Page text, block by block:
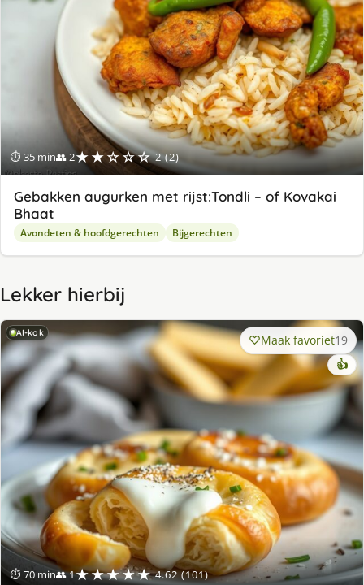
⏱ 35 min👥 2★★☆☆☆ 2 (2)
Gebakken augurken met rijst:Tondli – of Kovakai
Bhaat
Avondeten & hoofdgerechten Bijgerechten
Lekker hierbij
AI-kok
⏱ 70 min👥 1★★★★★ 4.62 (101)
Maak favoriet19
👍